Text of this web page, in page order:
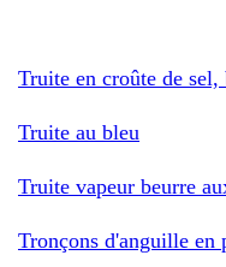
Truite en croûte de
Truite au bleu
Truite vapeur beurre
Tronçons d'anguille en